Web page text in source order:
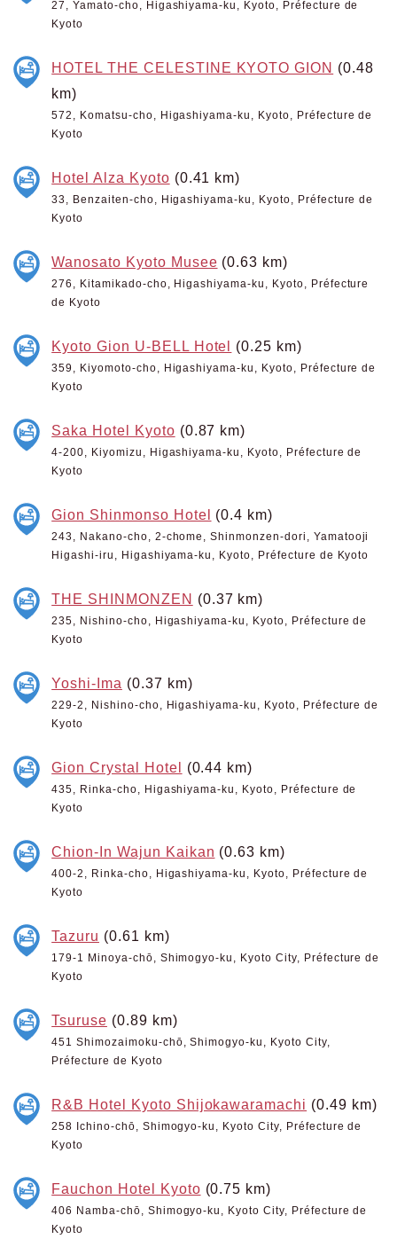
27, Yamato-cho, Higashiyama-ku, Kyoto, Préfecture de
Kyoto
HOTEL THE CELESTINE KYOTO GION (0.48
km)
572, Komatsu-cho, Higashiyama-ku, Kyoto, Préfecture de
Kyoto
Hotel Alza Kyoto (0.41 km)
33, Benzaiten-cho, Higashiyama-ku, Kyoto, Préfecture de
Kyoto
Wanosato Kyoto Musee (0.63 km)
276, Kitamikado-cho, Higashiyama-ku, Kyoto, Préfecture
de Kyoto
Kyoto Gion U-BELL Hotel (0.25 km)
359, Kiyomoto-cho, Higashiyama-ku, Kyoto, Préfecture de
Kyoto
Saka Hotel Kyoto (0.87 km)
4-200, Kiyomizu, Higashiyama-ku, Kyoto, Préfecture de
Kyoto
Gion Shinmonso Hotel (0.4 km)
243, Nakano-cho, 2-chome, Shinmonzen-dori, Yamatooji
Higashi-iru, Higashiyama-ku, Kyoto, Préfecture de Kyoto
THE SHINMONZEN (0.37 km)
235, Nishino-cho, Higashiyama-ku, Kyoto, Préfecture de
Kyoto
Yoshi-Ima (0.37 km)
229-2, Nishino-cho, Higashiyama-ku, Kyoto, Préfecture de
Kyoto
Gion Crystal Hotel (0.44 km)
435, Rinka-cho, Higashiyama-ku, Kyoto, Préfecture de
Kyoto
Chion-In Wajun Kaikan (0.63 km)
400-2, Rinka-cho, Higashiyama-ku, Kyoto, Préfecture de
Kyoto
Tazuru (0.61 km)
179-1 Minoya-chō, Shimogyo-ku, Kyoto City, Préfecture de
Kyoto
Tsuruse (0.89 km)
451 Shimozaimoku-chō, Shimogyo-ku, Kyoto City,
Préfecture de Kyoto
R&B Hotel Kyoto Shijokawaramachi (0.49 km)
258 Ichino-chō, Shimogyo-ku, Kyoto City, Préfecture de
Kyoto
Fauchon Hotel Kyoto (0.75 km)
406 Namba-chō, Shimogyo-ku, Kyoto City, Préfecture de
Kyoto